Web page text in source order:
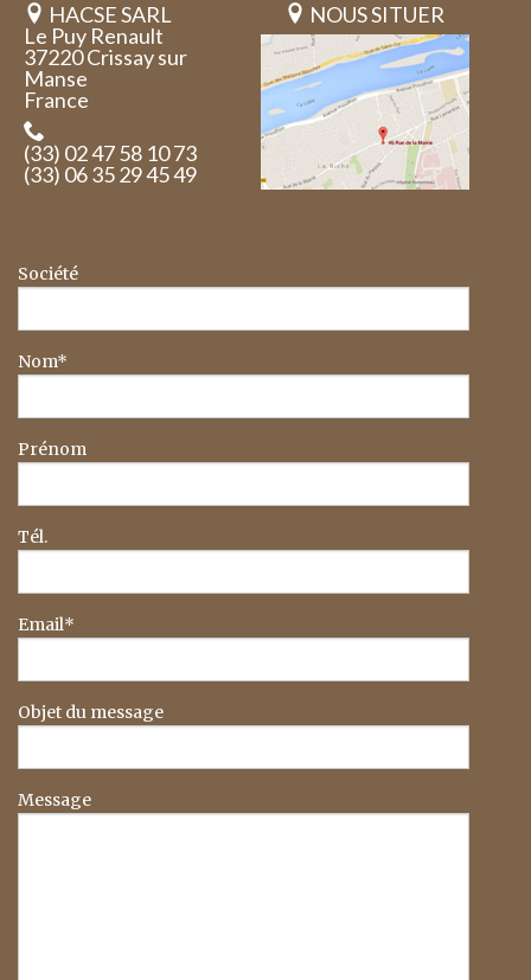
HACSE SARL
Le Puy Renault
37220 Crissay sur
Manse
France
(33) 02 47 58 10 73
(33) 06 35 29 45 49
NOUS SITUER
Société
Nom*
Prénom
Tél.
Email*
Objet du message
Message